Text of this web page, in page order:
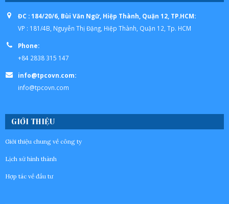
ĐC : 184/20/6, Bùi Văn Ngữ, Hiệp Thành, Quận 12, TP.HCM:
VP : 181/4B, Nguyễn Thị Đặng, Hiệp Thành, Quận 12, Tp. HCM
Phone:
+84 2838 315 147
info@tpcovn.com:
info@tpcovn.com
GIỚI THIỆU
Giới thiệu chung về công ty
Lịch sử hình thành
Hợp tác về đầu tư